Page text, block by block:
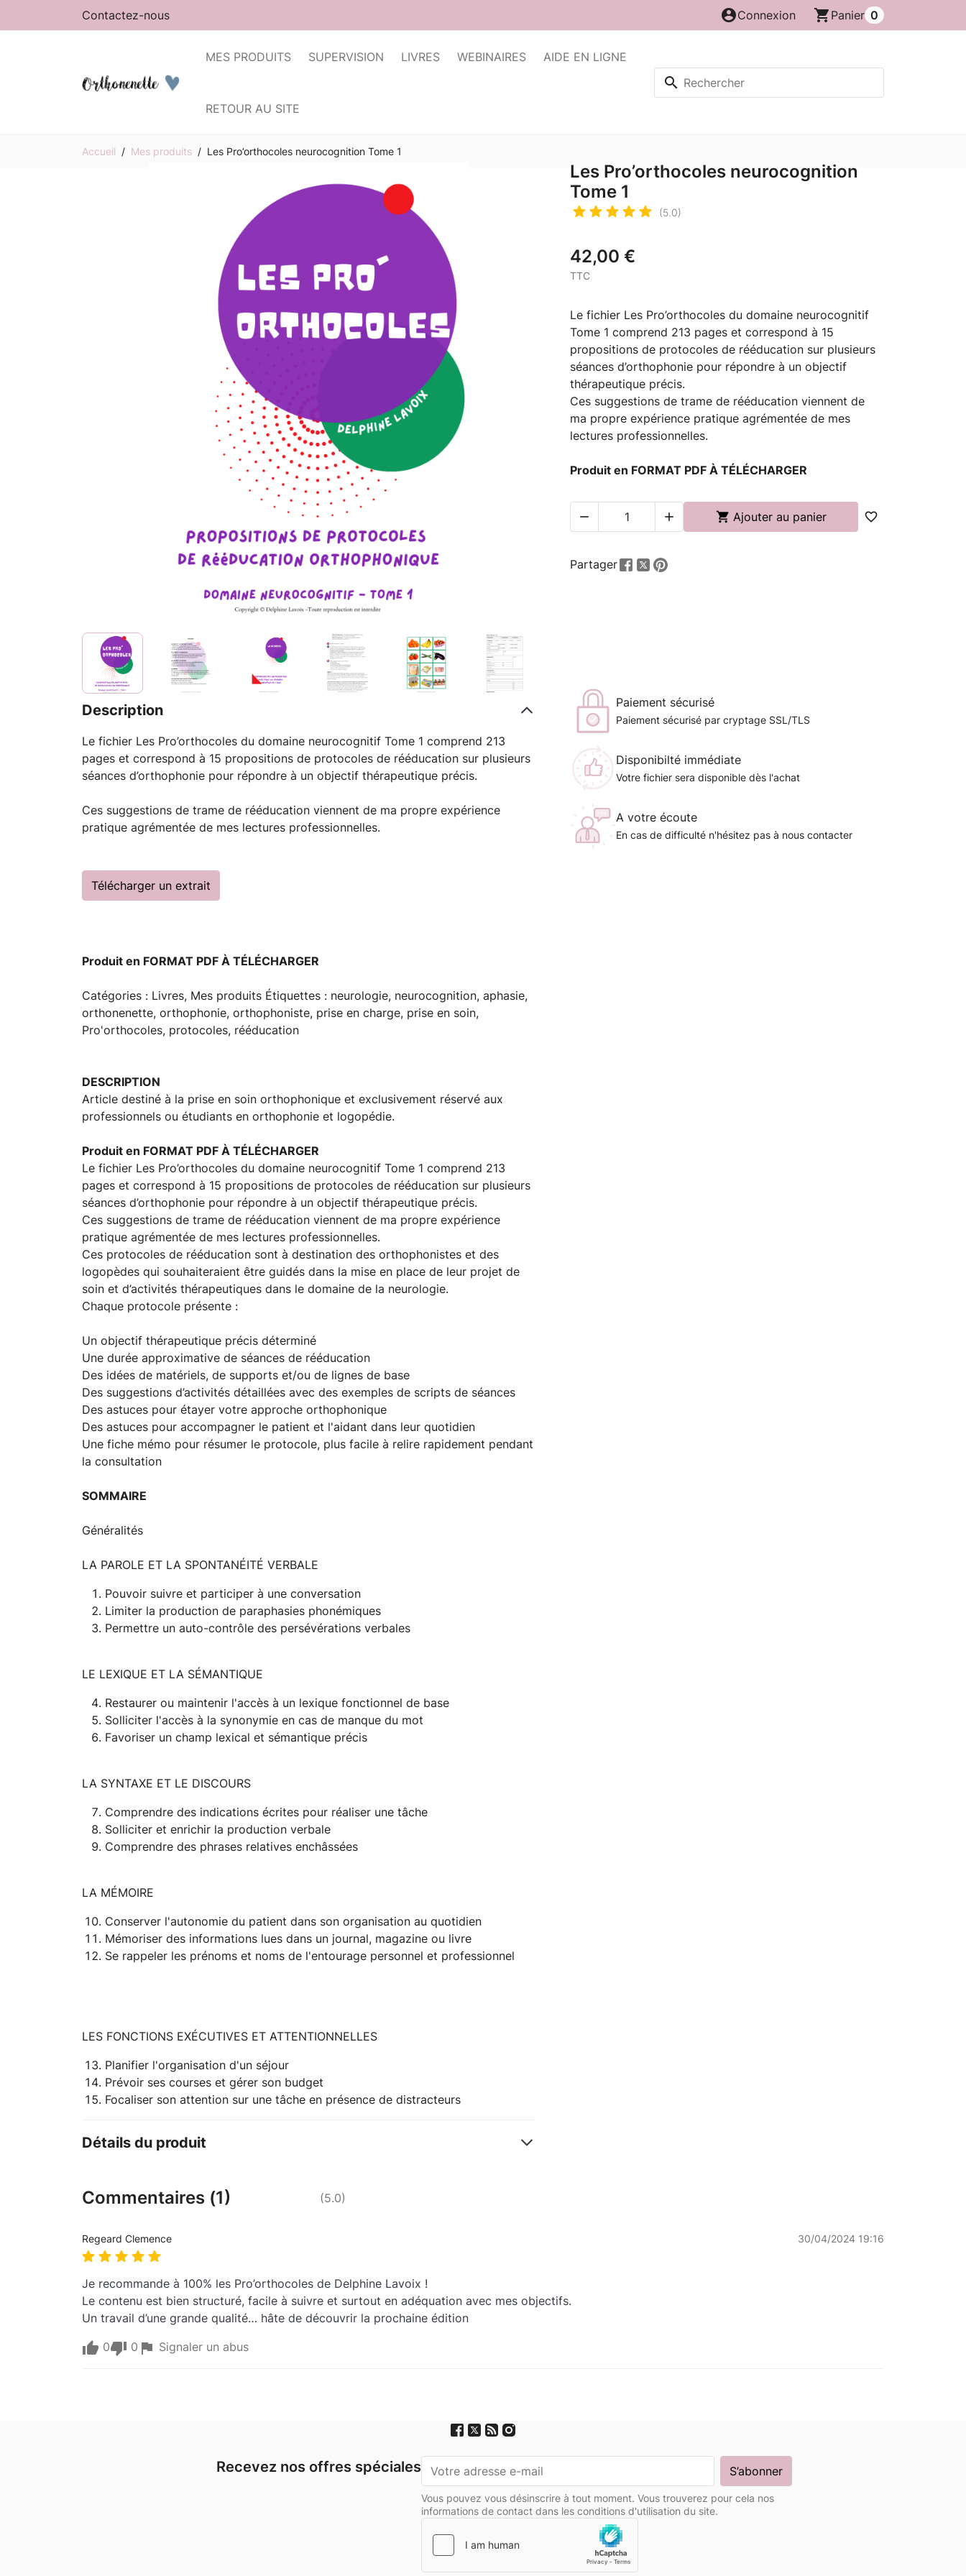
Contactez-nous account_circleConnexion shopping_cart Panier 0
MES PRODUITS SUPERVISION LIVRES WEBINAIRES AIDE EN LIGNE
RETOUR AU SITE
search
Accueil Mes produits Les Pro’orthocoles neurocognition Tome 1
Les Pro’orthocoles neurocognition
Tome 1
(5.0)
42,00 €
TTC
Le fichier Les Pro’orthocoles du domaine neurocognitif
Tome 1 comprend 213 pages et correspond à 15
propositions de protocoles de rééducation sur plusieurs
séances d’orthophonie pour répondre à un objectif
thérapeutique précis.
Ces suggestions de trame de rééducation viennent de
ma propre expérience pratique agrémentée de mes
lectures professionnelles.
Produit en FORMAT PDF À TÉLÉCHARGER
   Ajouter au panier favorite_border
Partager
Description
Le fichier Les Pro’orthocoles du domaine neurocognitif Tome 1 comprend 213
pages et correspond à 15 propositions de protocoles de rééducation sur plusieurs
séances d’orthophonie pour répondre à un objectif thérapeutique précis.
Ces suggestions de trame de rééducation viennent de ma propre expérience
pratique agrémentée de mes lectures professionnelles.
Télécharger un extrait
Produit en FORMAT PDF À TÉLÉCHARGER
Catégories : Livres, Mes produits Étiquettes : neurologie, neurocognition, aphasie,
orthonenette, orthophonie, orthophoniste, prise en charge, prise en soin,
Pro'orthocoles, protocoles, rééducation
DESCRIPTION
Article destiné à la prise en soin orthophonique et exclusivement réservé aux
professionnels ou étudiants en orthophonie et logopédie.
Produit en FORMAT PDF À TÉLÉCHARGER
Le fichier Les Pro’orthocoles du domaine neurocognitif Tome 1 comprend 213
pages et correspond à 15 propositions de protocoles de rééducation sur plusieurs
séances d’orthophonie pour répondre à un objectif thérapeutique précis.
Ces suggestions de trame de rééducation viennent de ma propre expérience
pratique agrémentée de mes lectures professionnelles.
Ces protocoles de rééducation sont à destination des orthophonistes et des
logopèdes qui souhaiteraient être guidés dans la mise en place de leur projet de
soin et d’activités thérapeutiques dans le domaine de la neurologie.
Chaque protocole présente :
Un objectif thérapeutique précis déterminé
Une durée approximative de séances de rééducation
Des idées de matériels, de supports et/ou de lignes de base
Des suggestions d’activités détaillées avec des exemples de scripts de séances
Des astuces pour étayer votre approche orthophonique
Des astuces pour accompagner le patient et l'aidant dans leur quotidien
Une fiche mémo pour résumer le protocole, plus facile à relire rapidement pendant
la consultation
SOMMAIRE
Généralités
LA PAROLE ET LA SPONTANÉITÉ VERBALE
Pouvoir suivre et participer à une conversation
Limiter la production de paraphasies phonémiques
Permettre un auto-contrôle des persévérations verbales
LE LEXIQUE ET LA SÉMANTIQUE
Restaurer ou maintenir l'accès à un lexique fonctionnel de base
Solliciter l'accès à la synonymie en cas de manque du mot
Favoriser un champ lexical et sémantique précis
LA SYNTAXE ET LE DISCOURS
Comprendre des indications écrites pour réaliser une tâche
Solliciter et enrichir la production verbale
Comprendre des phrases relatives enchâssées
LA MÉMOIRE
Conserver l'autonomie du patient dans son organisation au quotidien
Mémoriser des informations lues dans un journal, magazine ou livre
Se rappeler les prénoms et noms de l'entourage personnel et professionnel
LES FONCTIONS EXÉCUTIVES ET ATTENTIONNELLES
Planifier l'organisation d'un séjour
Prévoir ses courses et gérer son budget
Focaliser son attention sur une tâche en présence de distracteurs
Détails du produit
Paiement sécurisé
Paiement sécurisé par cryptage SSL/TLS
Disponibilté immédiate
Votre fichier sera disponible dès l'achat
A votre écoute
En cas de difficulté n'hésitez pas à nous contacter
Commentaires (1) (5.0)
Regeard Clemence 30/04/2024 19:16
Je recommande à 100% les Pro’orthocoles de Delphine Lavoix !
Le contenu est bien structuré, facile à suivre et surtout en adéquation avec mes objectifs.
Un travail d’une grande qualité… hâte de découvrir la prochaine édition
0
0 Signaler un abus
Recevez nos offres spéciales
Vous pouvez vous désinscrire à tout moment. Vous trouverez pour cela nos
informations de contact dans les conditions d'utilisation du site.